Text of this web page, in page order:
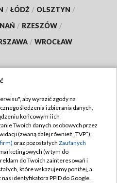
/ ŁÓDŹ / OLSZTYN /
/ RZESZÓW /
/ WROCŁAW
TVP
TVP
prywatności
zgody
Pomoc
aby wyrazić zgody na
śledzenia i zbierania danych,
końcowym i ich
Twoich danych osobowych przez
(zwaną dalej również „TVP”),
oraz pozostałych Zaufanych
(w tym do
do Twoich zainteresowań i
które wskazujemy poniżej, a
identyfikatora PPID do Google.